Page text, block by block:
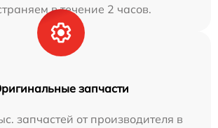
в течение 2 часов.
запчасти
запчастей от производителя в